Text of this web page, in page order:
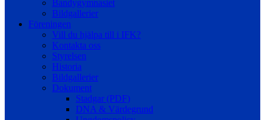
Bandygymnasiet
Bildgallerier
Föreningen
Vill du hjälpa till i IFK?
Kontakta oss
Styrelsen
Historia
Bildgallerier
Dokument
Stadgar (PDF)
DNA & Värdegrund